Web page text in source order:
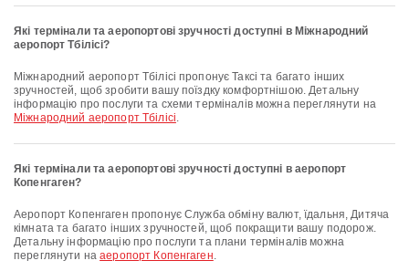
Які термінали та аеропортові зручності доступні в Міжнародний
аеропорт Тбілісі?
Міжнародний аеропорт Тбілісі пропонує Таксі та багато інших
зручностей, щоб зробити вашу поїздку комфортнішою. Детальну
інформацію про послуги та схеми терміналів можна переглянути на
Міжнародний аеропорт Тбілісі.
Які термінали та аеропортові зручності доступні в аеропорт
Копенгаген?
аеропорт Копенгаген пропонує Служба обміну валют, їдальня, Дитяча
кімната та багато інших зручностей, щоб покращити вашу подорож.
Детальну інформацію про послуги та плани терміналів можна
переглянути нааеропорт Копенгаген.